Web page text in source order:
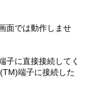
面では動作しませ
に直接接続してく
端子に接続した